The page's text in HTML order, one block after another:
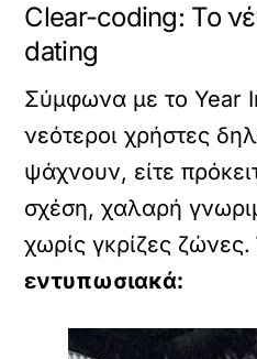
Clear-coding: Το
dating
Σύμφωνα με το Year
νεότεροι χρήστες
ψάχνουν, είτε
σχέση, χαλαρή
χωρίς γκρίζες ζώνες.
εντυπωσιακά: